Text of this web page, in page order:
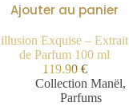
Ajouter au panier
illusion Exquise – Extrait
de Parfum 100 ml
119.90 €
Collection Manël,
Parfums